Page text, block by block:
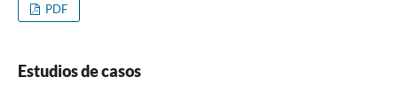
PDF
Estudios de casos